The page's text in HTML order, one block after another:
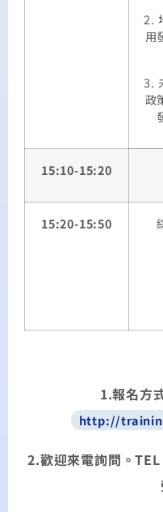
2.
用
3.
政
15:10-15:20
15:20-15:50
1.報名方
http://
2.歡迎來電詢問。